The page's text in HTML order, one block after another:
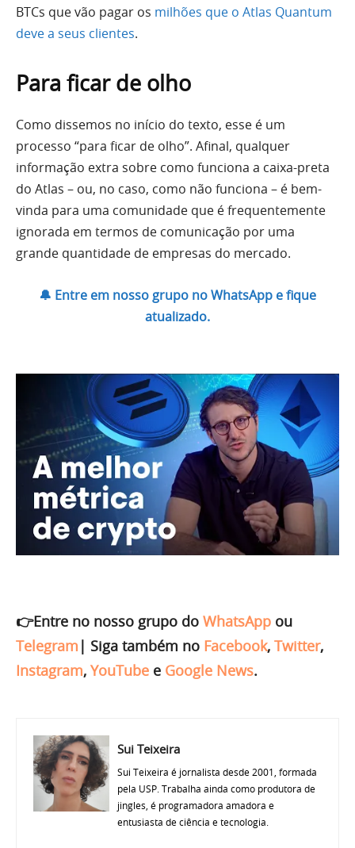
BTCs que vão pagar os milhões que o Atlas Quantum
deve a seus clientes.
Para ficar de olho
Como dissemos no início do texto, esse é um
processo “para ficar de olho”. Afinal, qualquer
informação extra sobre como funciona a caixa-preta
do Atlas – ou, no caso, como não funciona – é bem-
vinda para uma comunidade que é frequentemente
ignorada em termos de comunicação por uma
grande quantidade de empresas do mercado.
🔔 Entre em nosso grupo no WhatsApp e fique
atualizado.
👉Entre no nosso grupo do WhatsApp ou
Telegram | Siga também no Facebook, Twitter,
Instagram, YouTube e Google News.
Sui Teixeira
Sui Teixeira é jornalista desde 2001, formada
pela USP. Trabalha ainda como produtora de
jingles, é programadora amadora e
entusiasta de ciência e tecnologia.